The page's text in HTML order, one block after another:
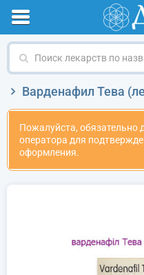
Поиск
названию
Варденафил Тева
Пожалуйста, обязательно
оператора для
оформления.